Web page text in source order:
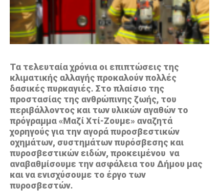
Τα τελευταία χρόνια οι επιπτώσεις της
κλιματικής αλλαγής προκαλούν πολλές
δασικές πυρκαγιές. Στο πλαίσιο της
προστασίας της ανθρώπινης ζωής, του
περιβάλλοντος και των υλικών αγαθών το
πρόγραμμα «Μαζί Χτί-Ζουμε» αναζητά
χορηγούς για την αγορά πυροσβεστικών
οχημάτων, συστημάτων πυρόσβεσης και
πυροσβεστικών ειδών, προκειμένου να
αναβαθμίσουμε την ασφάλεια του Δήμου μας
και να ενισχύσουμε το έργο των
πυροσβεστών.